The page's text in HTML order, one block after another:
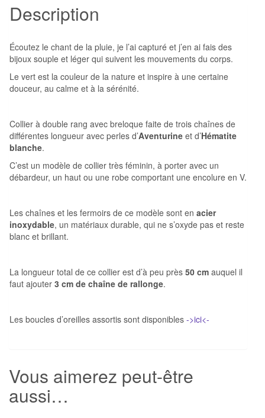
Description
Écoutez le chant de la pluie, je l’ai capturé et j’en ai fais des
bijoux souple et léger qui suivent les mouvements du corps.
Le vert est la couleur de la nature et inspire à une certaine
douceur, au calme et à la sérénité.
Collier à double rang avec breloque faite de trois chaînes de
différentes longueur avec perles d’Aventurine et d’Hématite
blanche.
C’est un modèle de collier très féminin, à porter avec un
débardeur, un haut ou une robe comportant une encolure en V.
Les chaînes et les fermoirs de ce modèle sont en acier
inoxydable, un matériaux durable, qui ne s’oxyde pas et reste
blanc et brillant.
La longueur total de ce collier est d’à peu près 50 cm auquel il
faut ajouter 3 cm de chaîne de rallonge.
Les boucles d’oreilles assortis sont disponibles ->ici<-
Vous aimerez peut-être
aussi…